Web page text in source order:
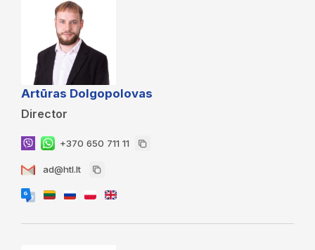
Artūras Dolgopolovas
Director
+370 650 711 11
ad@htl.lt